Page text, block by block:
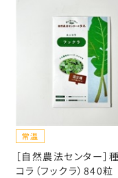
［自然農法センター］
コラ（フックラ）840粒